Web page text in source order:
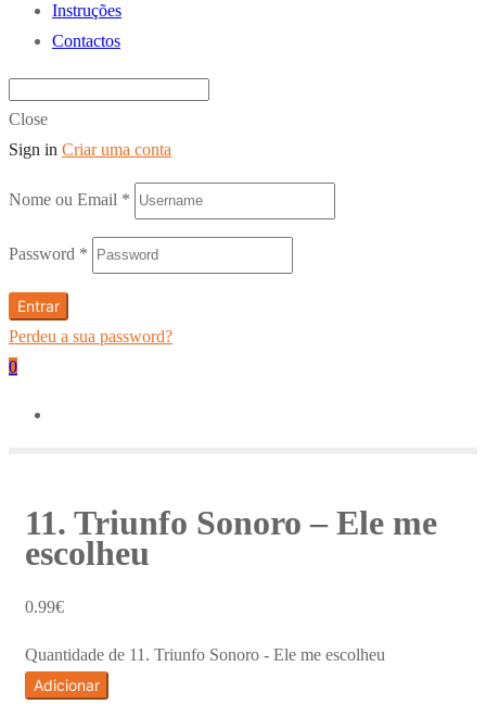
Instruções
Contactos
Close
Sign in Criar uma conta
Nome ou Email *
Password *
Entrar
Perdeu a sua password?
0
11. Triunfo Sonoro – Ele me
escolheu
0.99€
Quantidade de 11. Triunfo Sonoro - Ele me escolheu
Adicionar